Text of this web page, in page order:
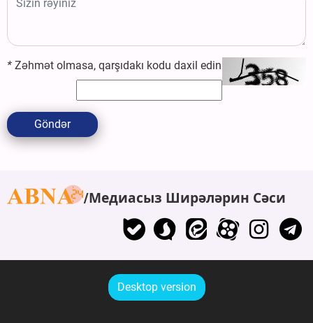
* Zəhmət olmasa, qarşıdakı kodu daxil edin
Göndər
Медиасыз Ширәләрин Сәси
Desktop version